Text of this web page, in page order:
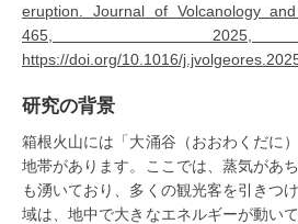
eruption. Journal of Volcanology
465, 2025,
https://doi.org/10.1016/
研究の背景
箱根火山には「大涌谷（おおわくだに
地帯があります。ここでは、蒸気があ
も湧いており、多くの観光客を引きつ
域は、地中で大きなエネルギーが動い